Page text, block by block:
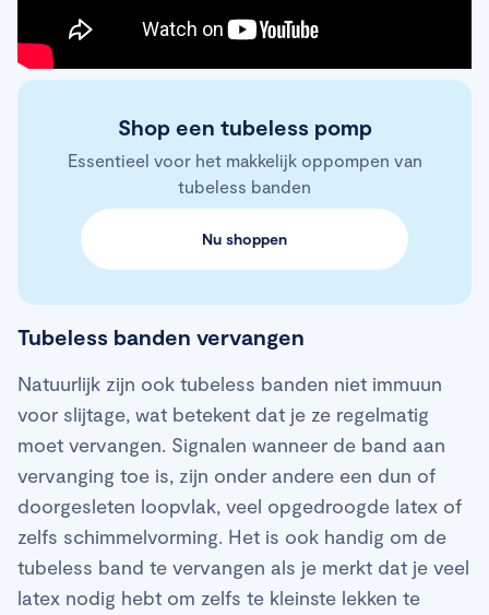
Shop een tubeless pomp
Essentieel voor het makkelijk oppompen van
tubeless banden
Nu shoppen
Tubeless banden vervangen
Natuurlijk zijn ook tubeless banden niet immuun
voor slijtage, wat betekent dat je ze regelmatig
moet vervangen. Signalen wanneer de band aan
vervanging toe is, zijn onder andere een dun of
doorgesleten loopvlak, veel opgedroogde latex of
zelfs schimmelvorming. Het is ook handig om de
tubeless band te vervangen als je merkt dat je veel
latex nodig hebt om zelfs te kleinste lekken te